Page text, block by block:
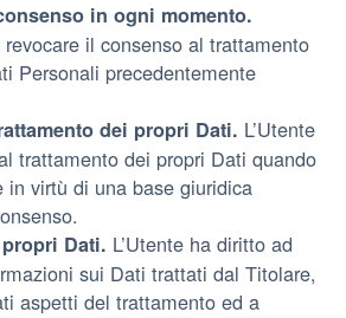
in ogni momento.
revocare il consenso al trattamento
Personali precedentemente
dei propri Dati. L’Utente
trattamento dei propri Dati quando
in virtù di una base giuridica
Dati. L’Utente ha diritto ad
sui Dati trattati dal Titolare,
aspetti del trattamento ed a